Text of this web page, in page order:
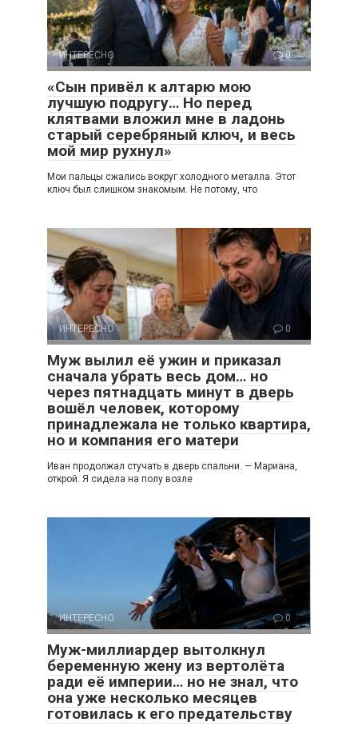
ИНТЕРЕСНО 0
«Сын привёл к алтарю мою
лучшую подругу… Но перед
клятвами вложил мне в ладонь
старый серебряный ключ, и весь
мой мир рухнул»
Мои пальцы сжались вокруг холодного металла. Этот
ключ был слишком знакомым. Не потому, что
ИНТЕРЕСНО 0
Муж вылил её ужин и приказал
сначала убрать весь дом… но
через пятнадцать минут в дверь
вошёл человек, которому
принадлежала не только квартира,
но и компания его матери
Иван продолжал стучать в дверь спальни. — Мариана,
открой. Я сидела на полу возле
ИНТЕРЕСНО 0
Муж-миллиардер вытолкнул
беременную жену из вертолёта
ради её империи… но не знал, что
она уже несколько месяцев
готовилась к его предательству